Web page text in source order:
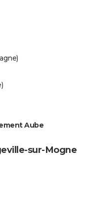
Aube
sur-Mogne